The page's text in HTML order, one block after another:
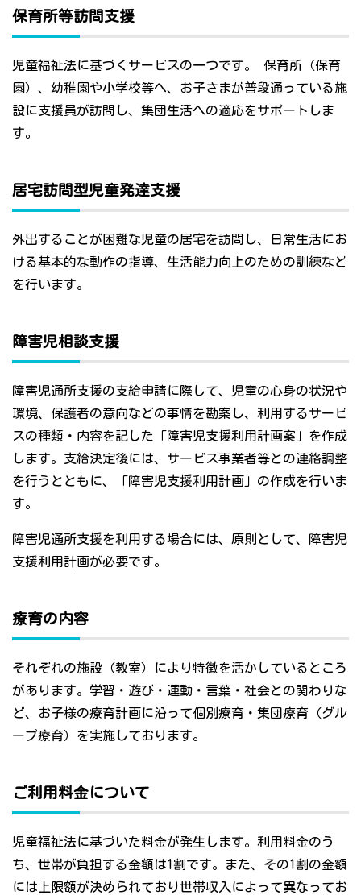
保育所等訪問支援
児童福祉法に基づくサービスの一つです。 保育所（保育
園）、幼稚園や小学校等へ、お子さまが普段通っている施
設に支援員が訪問し、集団生活への適応をサポートしま
す。
居宅訪問型児童発達支援
外出することが困難な児童の居宅を訪問し、日常生活にお
ける基本的な動作の指導、生活能力向上のための訓練など
を行います。
障害児相談支援
障害児通所支援の支給申請に際して、児童の心身の状況や
環境、保護者の意向などの事情を勘案し、利用するサービ
スの種類・内容を記した「障害児支援利用計画案」を作成
します。支給決定後には、サービス事業者等との連絡調整
を行うとともに、「障害児支援利用計画」の作成を行いま
す。
障害児通所支援を利用する場合には、原則として、障害児
支援利用計画が必要です。
療育の内容
それぞれの施設（教室）により特徴を活かしているところ
があります。学習・遊び・運動・言葉・社会との関わりな
ど、お子様の療育計画に沿って個別療育・集団療育（グル
ープ療育）を実施しております。
ご利用料金について
児童福祉法に基づいた料金が発生します。利用料金のう
ち、世帯が負担する金額は1割です。また、その1割の金額
には上限額が決められており世帯収入によって異なってお